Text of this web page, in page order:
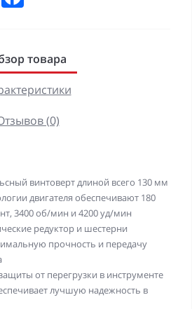
товара
(0)
винтоверт длиной всего 130 мм
двигателя обеспечивают 180
3400 об/мин и 4200 уд/мин
редуктор и шестерни
прочность и передачу
от перегрузки в инструменте
лучшую надежность в